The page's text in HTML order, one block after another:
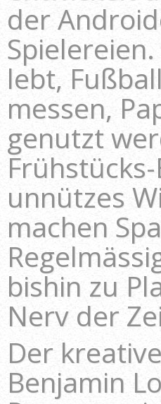
der
lebt,
messen,
genutzt
unnützes
machen
bishin zu
Nerv der
Der
Benjamin